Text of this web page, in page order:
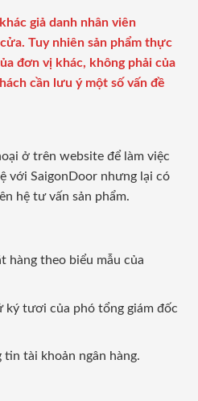
giả danh nhân viên
Tuy nhiên sản phẩm thực
đơn vị khác, không phải của
cần lưu ý một số vấn đề
ở trên website để làm việc
với SaigonDoor nhưng lại có
hệ tư vấn sản phẩm.
hàng theo biểu mẫu của
ký tươi của phó tổng giám đốc
tài khoản ngân hàng.